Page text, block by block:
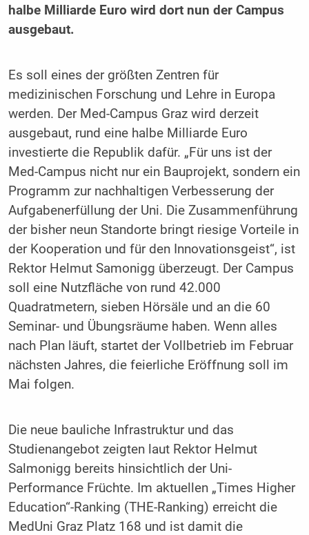
halbe Milliarde Euro wird dort nun der Campus
ausgebaut.
Es soll eines der größten Zentren für
medizinischen Forschung und Lehre in Europa
werden. Der Med-Campus Graz wird derzeit
ausgebaut, rund eine halbe Milliarde Euro
investierte die Republik dafür. „Für uns ist der
Med-Campus nicht nur ein Bauprojekt, sondern ein
Programm zur nachhaltigen Verbesserung der
Aufgabenerfüllung der Uni. Die Zusammenführung
der bisher neun Standorte bringt riesige Vorteile in
der Kooperation und für den Innovationsgeist“, ist
Rektor Helmut Samonigg überzeugt. Der Campus
soll eine Nutzfläche von rund 42.000
Quadratmetern, sieben Hörsäle und an die 60
Seminar- und Übungsräume haben. Wenn alles
nach Plan läuft, startet der Vollbetrieb im Februar
nächsten Jahres, die feierliche Eröffnung soll im
Mai folgen.
Die neue bauliche Infrastruktur und das
Studienangebot zeigten laut Rektor Helmut
Salmonigg bereits hinsichtlich der Uni-
Performance Früchte. Im aktuellen „Times Higher
Education“-Ranking (THE-Ranking) erreicht die
MedUni Graz Platz 168 und ist damit die